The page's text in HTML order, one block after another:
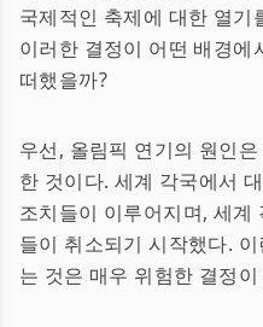
국제적인 축제에 대한 열
이러한 결정이 어떤 배경에
떠했을까?
우선, 올림픽 연기의 원인
한 것이다. 세계 각국에서
조치들이 이루어지며, 세계
들이 취소되기 시작했다.
는 것은 매우 위험한 결정